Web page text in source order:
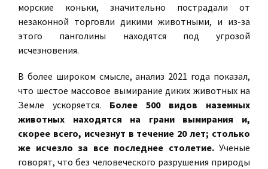
морские коньки, значительно пострадали от
незаконной торговли дикими животными, и из-за
этого панголины находятся под угрозой
исчезновения.
В более широком смысле, анализ 2021 года показал,
что шестое массовое вымирание диких животных на
Земле ускоряется. Более 500 видов наземных
животных находятся на грани вымирания и,
скорее всего, исчезнут в течение 20 лет; столько
же исчезло за все последнее столетие.Ученые
говорят, что без человеческого разрушения природы